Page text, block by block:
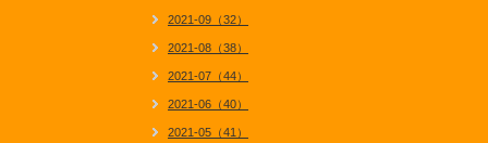
2021-09（32）
2021-08（38）
2021-07（44）
2021-06（40）
2021-05（41）